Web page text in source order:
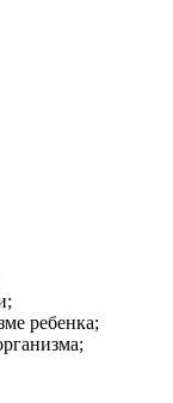
ребенка;